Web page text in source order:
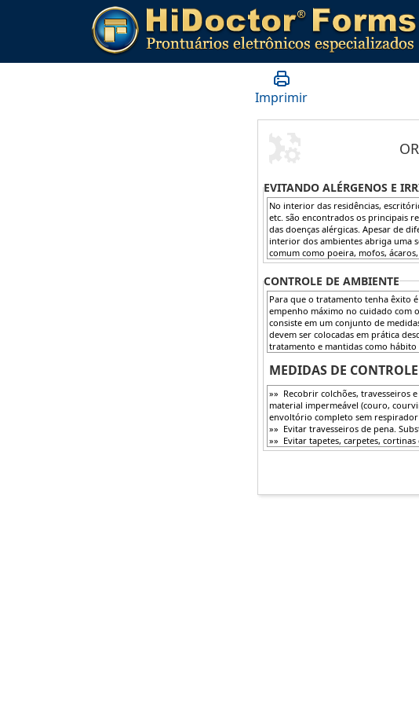
Imprimir
EVITANDO ALÉRGENOS E
CONTROLE DE AMBIENTE
MEDIDAS DE